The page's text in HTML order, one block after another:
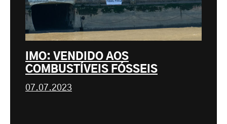
IMO: VENDIDO AOS
COMBUSTÍVEIS FÓSSEIS
07.07.2023